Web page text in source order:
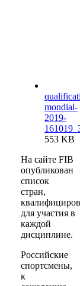
mondial-
2019-
553 KB
На сайте FIB
опубликован
список
стран,
для участия в
каждой
дисциплине.
Российские
спортсмены,
к